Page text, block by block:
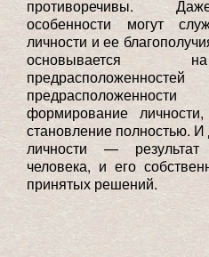
противоречивы.
особенности могут
личности и ее
основывается
формирование
становление полностью. И
личности — результат
человека, и его
принятых решений.